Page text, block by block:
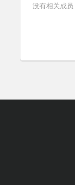
没有相关成员